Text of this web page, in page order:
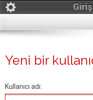
Giriş
Yeni bir
Kullanıcı adı: